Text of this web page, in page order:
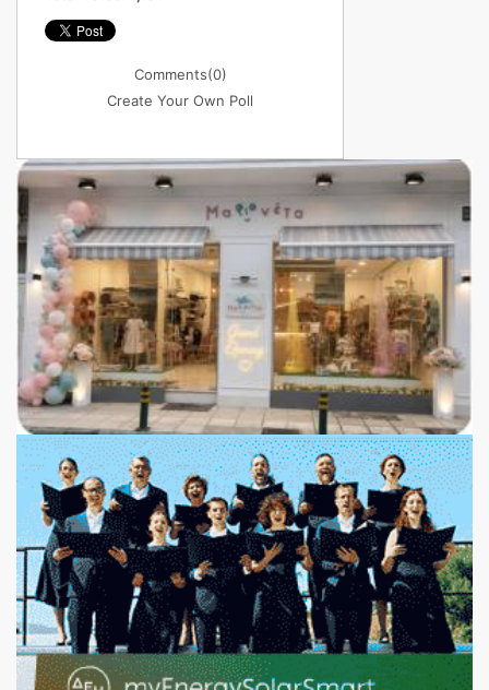
Comments(0)
Create Your Own Poll